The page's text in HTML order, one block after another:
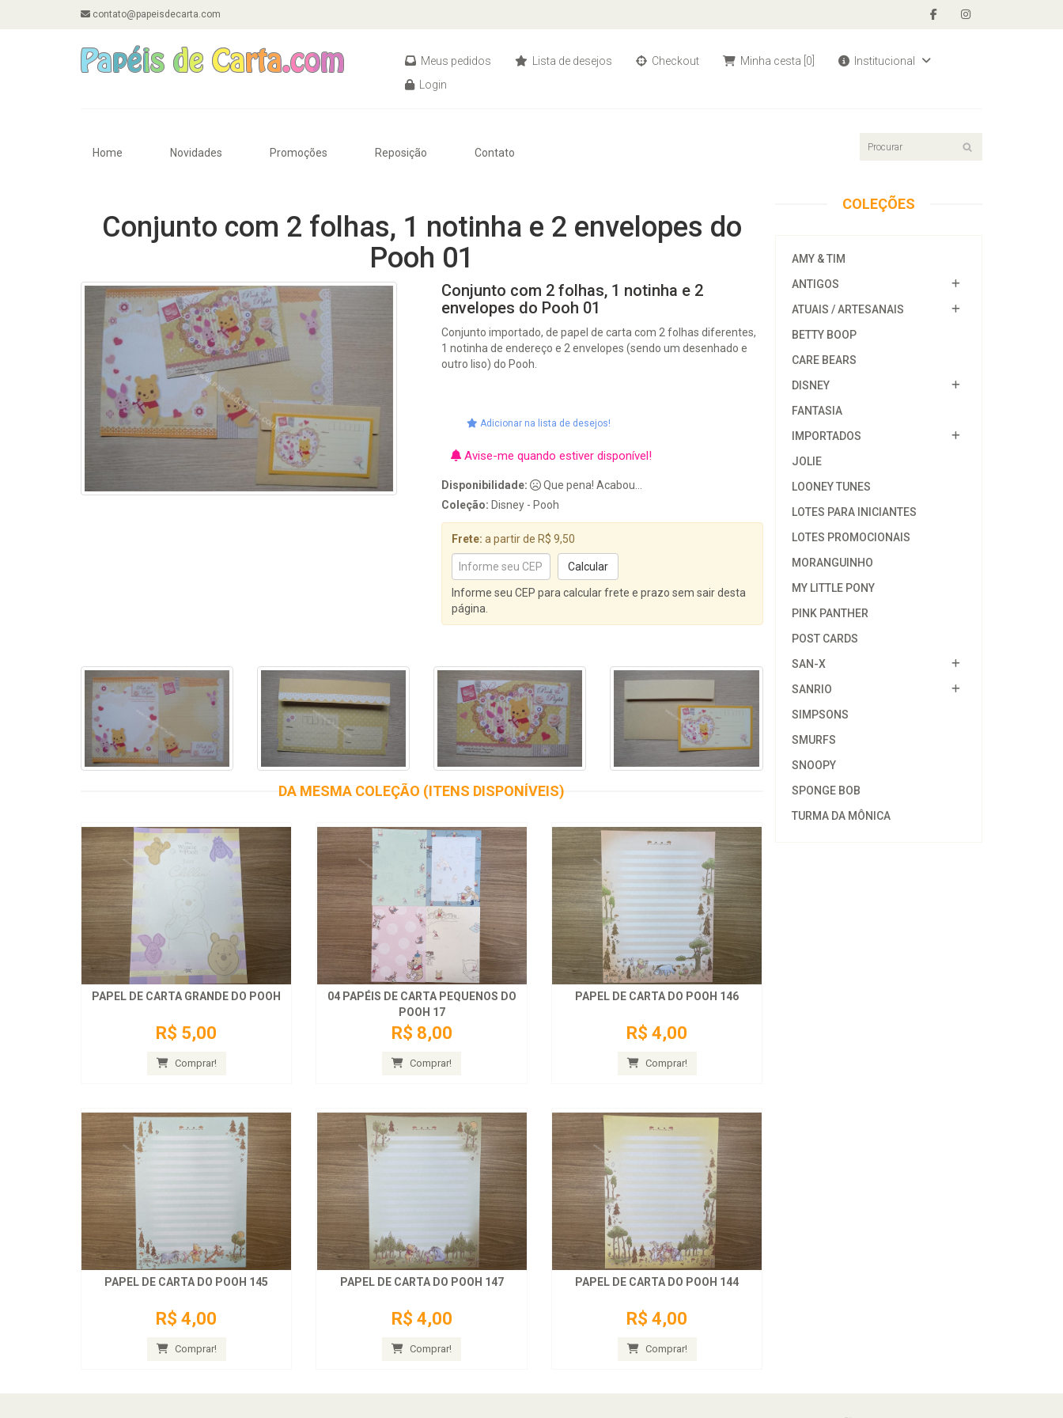
contato@papeisdecarta.com
Meus pedidos Lista de desejos Checkout Minha cesta [0]
Institucional
Login
Home Novidades Promoções Reposição Contato
Conjunto com 2 folhas, 1 notinha e 2 envelopes do
Pooh 01
Conjunto com 2 folhas, 1 notinha e 2
envelopes do Pooh 01
Conjunto importado, de papel de carta com 2 folhas diferentes,
1 notinha de endereço e 2 envelopes (sendo um desenhado e
outro liso) do Pooh.
Adicionar na lista de desejos!
Avise-me quando estiver disponível!
Disponibilidade:
Que pena! Acabou...
Coleção: Disney - Pooh
Frete: a partir de R$ 9,50
Informe seu CEP para calcular frete e prazo sem sair desta
página.
DA MESMA COLEÇÃO (ITENS DISPONÍVEIS)
PAPEL DE CARTA GRANDE DO POOH
R$ 5,00
Comprar!
04 PAPÉIS DE CARTA PEQUENOS DO
POOH 17
R$ 8,00
Comprar!
PAPEL DE CARTA DO POOH 146
R$ 4,00
Comprar!
PAPEL DE CARTA DO POOH 145
R$ 4,00
Comprar!
PAPEL DE CARTA DO POOH 147
R$ 4,00
Comprar!
PAPEL DE CARTA DO POOH 144
R$ 4,00
Comprar!
COLEÇÕES
AMY & TIM
ANTIGOS
ATUAIS / ARTESANAIS
BETTY BOOP
CARE BEARS
DISNEY
FANTASIA
IMPORTADOS
JOLIE
LOONEY TUNES
LOTES PARA INICIANTES
LOTES PROMOCIONAIS
MORANGUINHO
MY LITTLE PONY
PINK PANTHER
POST CARDS
SAN-X
SANRIO
SIMPSONS
SMURFS
SNOOPY
SPONGE BOB
TURMA DA MÔNICA